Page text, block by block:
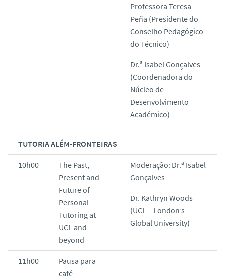
Professora Teresa
Peña (Presidente do
Conselho Pedagógico
do Técnico)
Dr.ª Isabel Gonçalves
(Coordenadora do
Núcleo de
Desenvolvimento
Académico)
TUTORIA ALÉM-FRONTEIRAS
10h00
The Past,
Present and
Future of
Personal
Tutoring at
UCL and
beyond
Moderação: Dr.ª Isabel
Gonçalves
Dr. Kathryn Woods
(UCL – London’s
Global University)
11h00
Pausa para
café